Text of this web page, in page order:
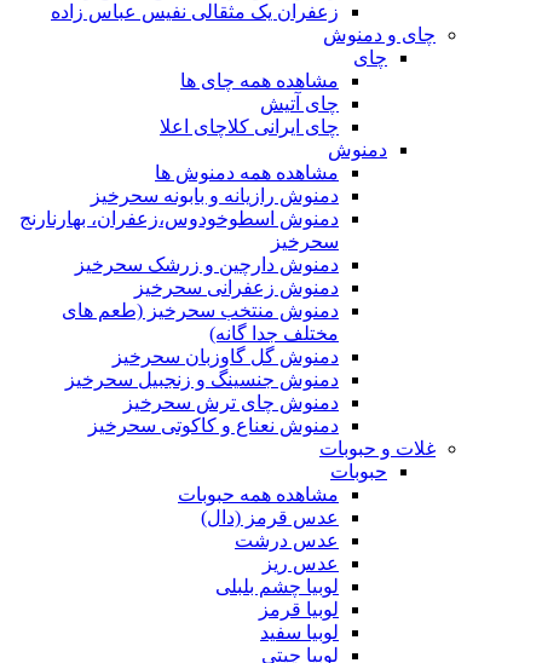
زعفران یک مثقالی نفیس عباس زاده
چای و دمنوش
چای
مشاهده همه چای ها
چای آتیش
چای ایرانی کلاچای اعلا
دمنوش
مشاهده همه دمنوش ها
دمنوش رازیانه و بابونه سحرخیز
دمنوش اسطوخودوس،زعفران، بهارنارنج
سحرخیز
دمنوش دارچین و زرشک سحرخیز
دمنوش زعفرانی سحرخیز
دمنوش منتخب سحرخیز (طعم های
مختلف جدا گانه)
دمنوش گل گاوزبان سحرخیز
دمنوش جنسینگ و زنجبیل سحرخیز
دمنوش چای ترش سحرخیز
دمنوش نعناع و کاکوتی سحرخیز
غلات و حبوبات
حبوبات
مشاهده همه حبوبات
عدس قرمز (دال)
عدس درشت
عدس ریز
لوبیا چشم بلبلی
لوبیا قرمز
لوبیا سفید
لوبیا چیتی